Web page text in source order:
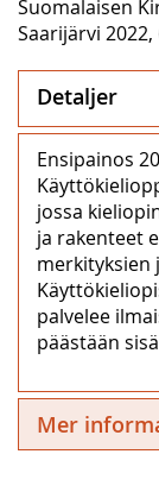
Suomalaisen
Saarijärvi 2022,
Detaljer
Ensipainos
jossa
ja rakenteet
merkityksien
palvelee
päästään
Mer